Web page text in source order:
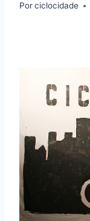
Porciclocidade